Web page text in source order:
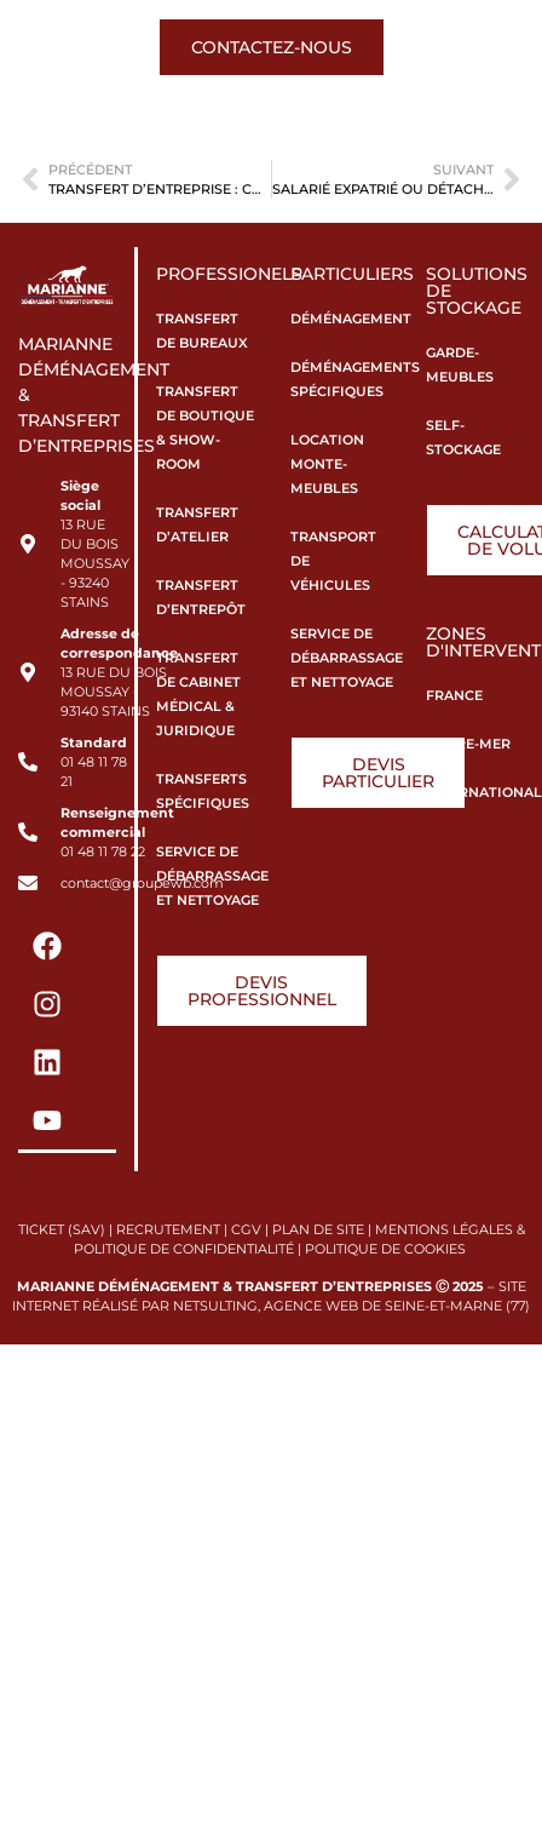
CONTACTEZ-NOUS
PRÉCÉDENT
TRANSFERT D’ENTREPRISE : COMMENT BIEN PRÉPARER SON DÉMÉNAGEMENT PROFESSIONNEL ?
SUIVANT
SALARIÉ EXPATRIÉ OU DÉTACHÉ À L’ÉTRANGER, QUELLES SONT LES FORMALITÉS POUR VOTRE DÉMÉNAGEMENT ?
MARIANNE
DÉMÉNAGEMENT
&
TRANSFERT
D’ENTREPRISES
Siège
social
13 RUE
DU BOIS
MOUSSAY
- 93240
STAINS
Adresse de
correspondance
13 RUE DU BOIS
MOUSSAY -
93140 STAINS
Standard
01 48 11 78
21
Renseignement
commercial
01 48 11 78 22
contact@groupewb.com
PROFESSIONELS
TRANSFERT
DE BUREAUX
TRANSFERT
DE BOUTIQUE
& SHOW-
ROOM
TRANSFERT
D’ATELIER
TRANSFERT
D’ENTREPÔT
TRANSFERT
DE CABINET
MÉDICAL &
JURIDIQUE
TRANSFERTS
SPÉCIFIQUES
SERVICE DE
DÉBARRASSAGE
ET NETTOYAGE
DEVIS
PROFESSIONNEL
PARTICULIERS
DÉMÉNAGEMENT
DÉMÉNAGEMENTS
SPÉCIFIQUES
LOCATION
MONTE-
MEUBLES
TRANSPORT
DE
VÉHICULES
SERVICE DE
DÉBARRASSAGE
ET NETTOYAGE
DEVIS
PARTICULIER
SOLUTIONS
DE
STOCKAGE
GARDE-
MEUBLES
SELF-
STOCKAGE
DE
ZONES
FRANCE
OUTRE-MER
INTERNATIONAL
TICKET (SAV) | RECRUTEMENT| CGV| PLAN DE SITE| MENTIONS LÉGALES &
POLITIQUE DE CONFIDENTIALITÉ| POLITIQUE DE COOKIES
MARIANNE DÉMÉNAGEMENT & TRANSFERT D’ENTREPRISES Ⓒ 2025– SITE
INTERNET RÉALISÉ PAR NETSULTING, AGENCE WEB DE SEINE-ET-MARNE (77)